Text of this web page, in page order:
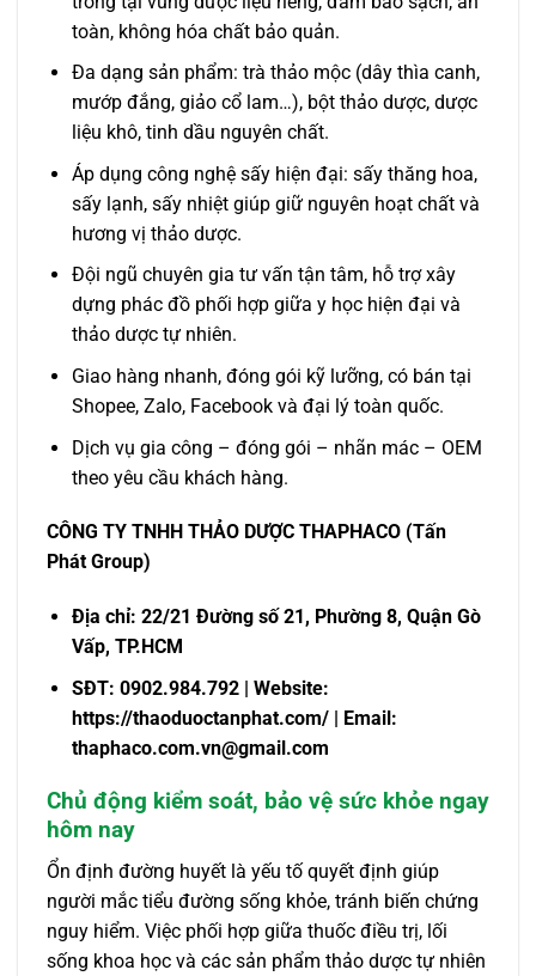
toàn, không hóa chất bảo quản.
Đa dạng sản phẩm: trà thảo mộc (dây thìa canh,
mướp đắng, giảo cổ lam…), bột thảo dược, dược
liệu khô, tinh dầu nguyên chất.
Áp dụng công nghệ sấy hiện đại: sấy thăng hoa,
sấy lạnh, sấy nhiệt giúp giữ nguyên hoạt chất và
hương vị thảo dược.
Đội ngũ chuyên gia tư vấn tận tâm, hỗ trợ xây
dựng phác đồ phối hợp giữa y học hiện đại và
thảo dược tự nhiên.
Giao hàng nhanh, đóng gói kỹ lưỡng, có bán tại
Shopee, Zalo, Facebook và đại lý toàn quốc.
Dịch vụ gia công – đóng gói – nhãn mác – OEM
theo yêu cầu khách hàng.
CÔNG TY TNHH THẢO DƯỢC THAPHACO (Tấn
Phát Group)
Địa chỉ: 22/21 Đường số 21, Phường 8, Quận Gò
Vấp, TP.HCM
SĐT: 0902.984.792 | Website:
https://thaoduoctanphat.com/ | Email:
thaphaco.com.vn@gmail.com
Chủ động kiểm soát, bảo vệ sức khỏe ngay
hôm nay
Ổn định đường huyết là yếu tố quyết định giúp
người mắc tiểu đường sống khỏe, tránh biến chứng
nguy hiểm. Việc phối hợp giữa thuốc điều trị, lối
sống khoa học và các sản phẩm thảo dược tự nhiên